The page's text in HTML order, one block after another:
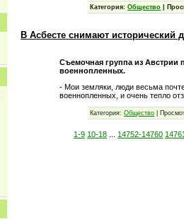
Категория: Общество
В Асбесте снимают исторический
Съемочная группа из Австрии
военнопленных.
- Мои земляки, люди весьма
военнопленных, и очень тепло
Категория: Общество
1-9 10-18 14752-14760